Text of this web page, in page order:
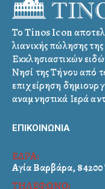
Το Tinos Icon
λιανικής πώλησης
Εκκλησιαστικών
Νησί της Τήνου από
επιχείρηση
αναμνηστικά Ιερά
ΕΠΙΚΟΙΝΩΝΙΑ
ΕΔΡΑ:
Αγία Βαρβάρα, 84200
ΤΗΛΕΦΩΝΟ: